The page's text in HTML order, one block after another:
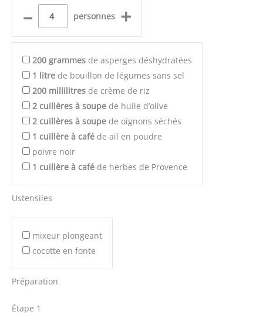
– personnes +
200 grammes de asperges déshydratées
1 litre de bouillon de légumes sans sel
200 millilitres de crème de riz
2 cuillères à soupe de huile d’olive
2 cuillères à soupe de oignons séchés
1 cuillère à café de ail en poudre
poivre noir
1 cuillère à café de herbes de Provence
Ustensiles
mixeur plongeant
cocotte en fonte
Préparation
Étape 1